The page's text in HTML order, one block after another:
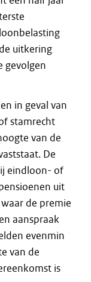
uitkering
gevolgen
in geval van
stamrecht
van de
De
eindloon- of
uit
de premie
aanspraak
evenmin
van de
is